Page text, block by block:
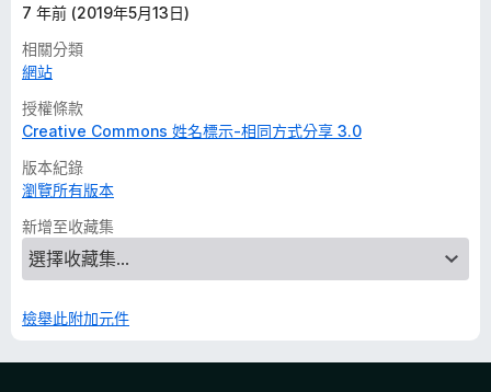
7 年前 (2019年5月13日)
相關分類
網站
授權條款
Creative Commons 姓名標示-相同方式分享 3.0
版本紀錄
瀏覽所有版本
新增至收藏集
檢舉此附加元件